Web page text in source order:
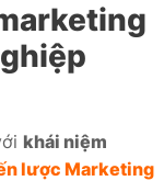
khái niệm
lược Marketing